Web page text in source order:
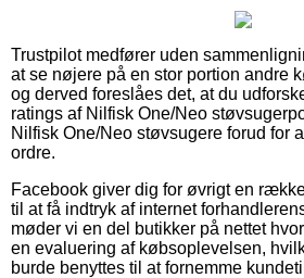
Trustpilot medfører uden
at se nøjere på en stor portion andre
og derved foreslåes det, at du
ratings af Nilfisk One/Neo
Nilfisk One/Neo støvsugere forud for
ordre.
Facebook giver dig for øvrigt en
til at få indtryk af internet
møder vi en del butikker på nettet
en evaluering af købsoplevelsen,
burde benyttes til at fornemme